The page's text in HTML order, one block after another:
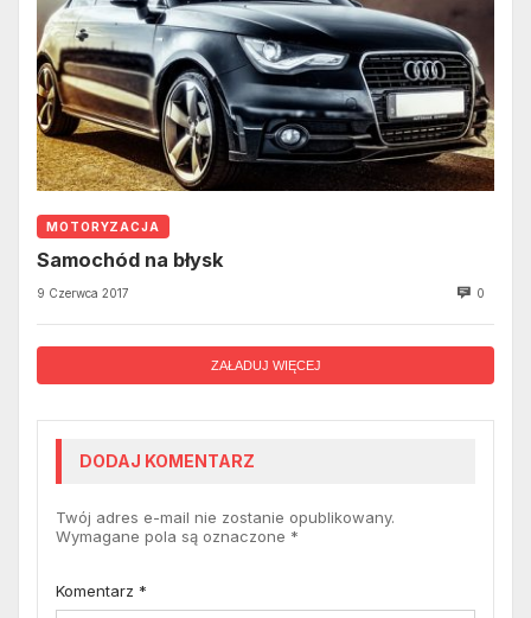
MOTORYZACJA
Samochód na błysk
9 Czerwca 2017 0
ZAŁADUJ WIĘCEJ
DODAJ KOMENTARZ
Twój adres e-mail nie zostanie opublikowany.
Wymagane pola są oznaczone *
Komentarz *